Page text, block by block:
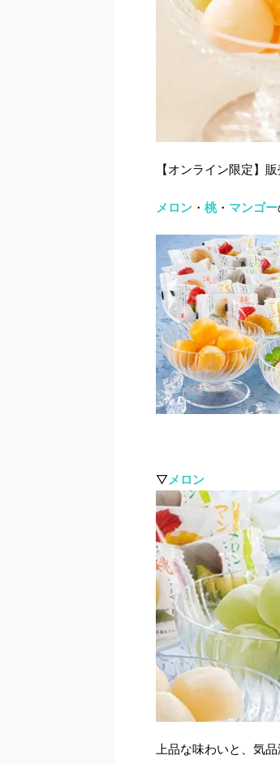
【オンライン限定】販
メロン ・ 桃・ マンゴー
▽メロン
上品な味わいと、気